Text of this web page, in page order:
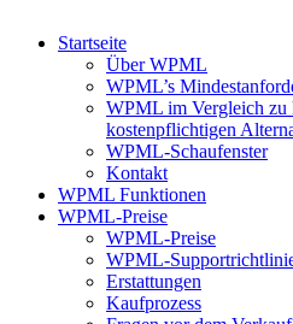
Startseite
Über WPML
WPML’s
WPML im Vergleich zu
kostenpflichtigen
WPML-Schaufenster
Kontakt
WPML Funktionen
WPML-Preise
WPML-Preise
WPML-
Erstattungen
Kaufprozess